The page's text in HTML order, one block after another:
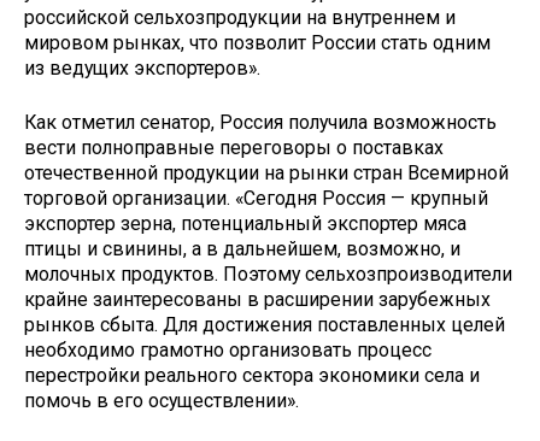
российской сельхозпродукции на внутреннем и
мировом рынках, что позволит России стать одним
из ведущих экспортеров».
Как отметил сенатор, Россия получила возможность
вести полноправные переговоры о поставках
отечественной продукции на рынки стран Всемирной
торговой организации. «Сегодня Россия — крупный
экспортер зерна, потенциальный экспортер мяса
птицы и свинины, а в дальнейшем, возможно, и
молочных продуктов. Поэтому сельхозпроизводители
крайне заинтересованы в расширении зарубежных
рынков сбыта. Для достижения поставленных целей
необходимо грамотно организовать процесс
перестройки реального сектора экономики села и
помочь в его осуществлении».